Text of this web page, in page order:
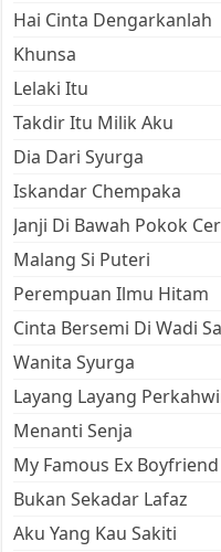
Hai Cinta Dengarkanlah
Khunsa
Lelaki Itu
Takdir Itu Milik Aku
Dia Dari Syurga
Iskandar Chempaka
Janji Di Bawah Pokok
Malang Si Puteri
Perempuan Ilmu Hitam
Cinta Bersemi Di Wadi
Wanita Syurga
Layang Layang
Menanti Senja
My Famous Ex Boyfriend
Bukan Sekadar Lafaz
Aku Yang Kau Sakiti